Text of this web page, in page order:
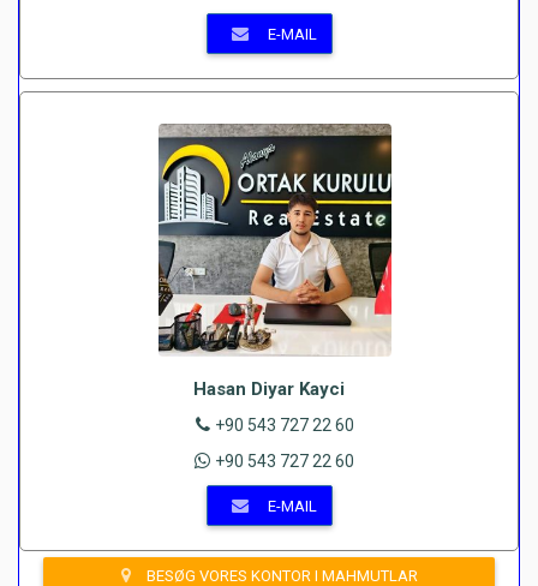
E-MAIL
Hasan Diyar Kayci
+90 543 727 22 60
+90 543 727 22 60
E-MAIL
BESØG VORES KONTOR I MAHMUTLAR